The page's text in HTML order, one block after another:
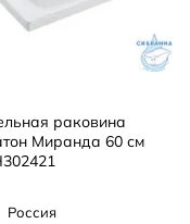
раковина
Миранда 60 см
Россия